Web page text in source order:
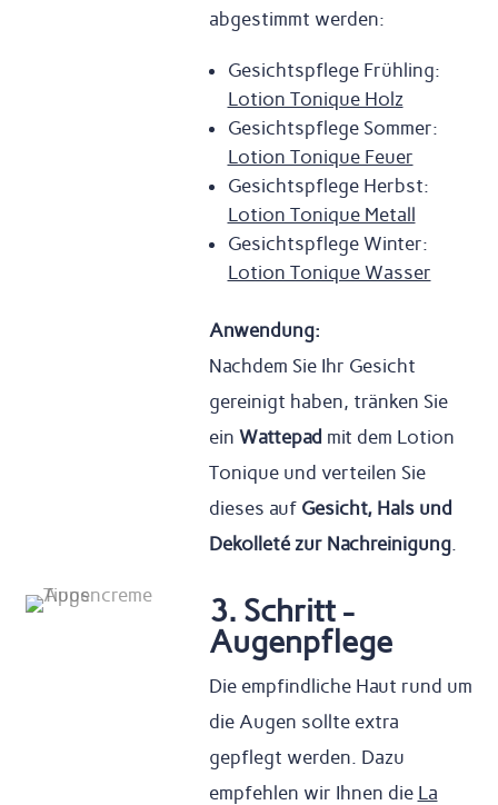
abgestimmt werden:
Gesichtspflege Frühling:
Lotion Tonique Holz
Gesichtspflege Sommer:
Lotion Tonique Feuer
Gesichtspflege Herbst:
Lotion Tonique Metall
Gesichtspflege Winter:
Lotion Tonique Wasser
Anwendung:
Nachdem Sie Ihr Gesicht
gereinigt haben, tränken Sie
ein Wattepad mit dem Lotion
Tonique und verteilen Sie
dieses auf Gesicht, Hals und
Dekolleté zur Nachreinigung.
3. Schritt -
Augenpflege
Die empfindliche Haut rund um
die Augen sollte extra
gepflegt werden. Dazu
empfehlen wir Ihnen die La